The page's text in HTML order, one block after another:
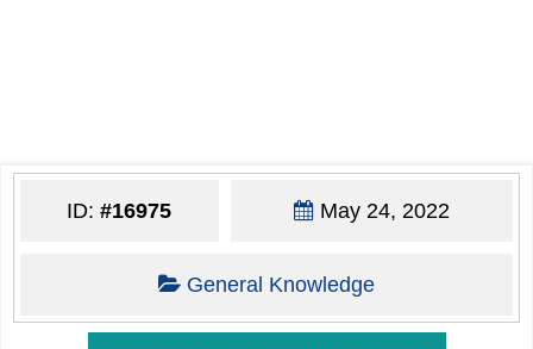
ID:#16975 May 24, 2022
General Knowledge